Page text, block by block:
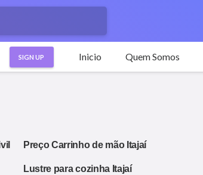
SIGN UP Inicio Quem Somos
Preço Carrinho de mão Itajaí
Lustre para cozinha Itajaí